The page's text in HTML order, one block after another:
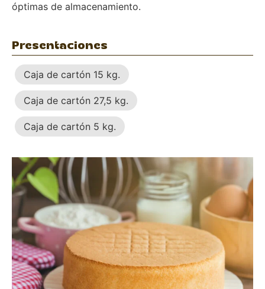
óptimas de almacenamiento.
Presentaciones
Caja de cartón 15 kg.
Caja de cartón 27,5 kg.
Caja de cartón 5 kg.